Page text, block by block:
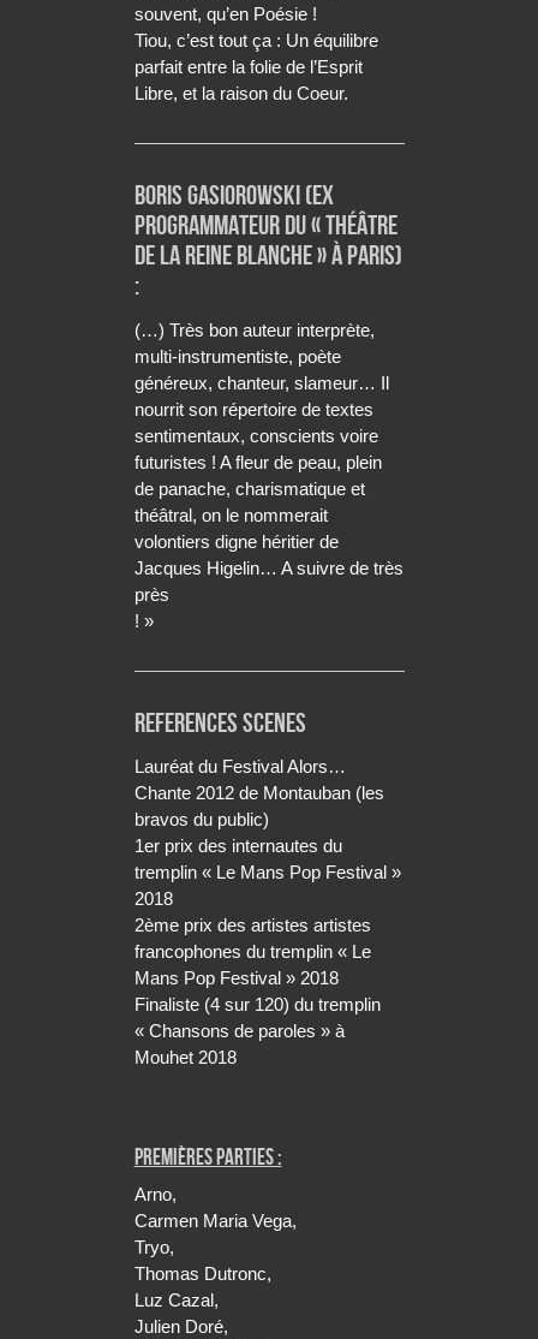
souvent, qu’en Poésie !
Tiou, c’est tout ça : Un équilibre
parfait entre la folie de l’Esprit
Libre, et la raison du Coeur.
Boris Gasiorowski (ex
programmateur du « théâtre
de La Reine Blanche » à Paris)
:
(…) Très bon auteur interprète,
multi-instrumentiste, poète
généreux, chanteur, slameur… Il
nourrit son répertoire de textes
sentimentaux, conscients voire
futuristes ! A fleur de peau, plein
de panache, charismatique et
théâtral, on le nommerait
volontiers digne héritier de
Jacques Higelin… A suivre de très
près
! »
REFERENCES SCENES
Lauréat du Festival Alors…
Chante 2012 de Montauban (les
bravos du public)
1er prix des internautes du
tremplin « Le Mans Pop Festival »
2018
2ème prix des artistes artistes
francophones du tremplin « Le
Mans Pop Festival » 2018
Finaliste (4 sur 120) du tremplin
« Chansons de paroles » à
Mouhet 2018
Premières parties :
Arno,
Carmen Maria Vega,
Tryo,
Thomas Dutronc,
Luz Cazal,
Julien Doré,